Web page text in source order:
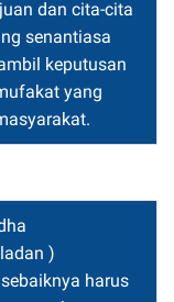
dan cita-cita
senantiasa
keputusan
yang
)
harus